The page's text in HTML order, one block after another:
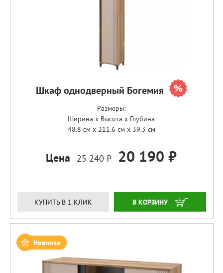
Шкаф однодверный Богемия
Размеры:
Ширина x Высота x Глубина
48.8 см x 211.6 см x 39.3 см
Цена 25 240 ₽ 20 190 ₽
КУПИТЬ В 1 КЛИК ЗАКАЗАТЬ
Новинка